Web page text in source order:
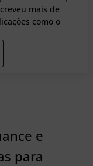
mais de
como o
e
para